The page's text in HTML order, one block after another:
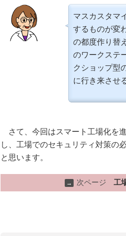
マスカスタマ
するものが変
の都度作り替
のワークステ
クショップ型
に行き来させ
さて、今回はスマート工場化を
し、工場でのセキュリティ対策の
と思います。
→ 次ページ 工